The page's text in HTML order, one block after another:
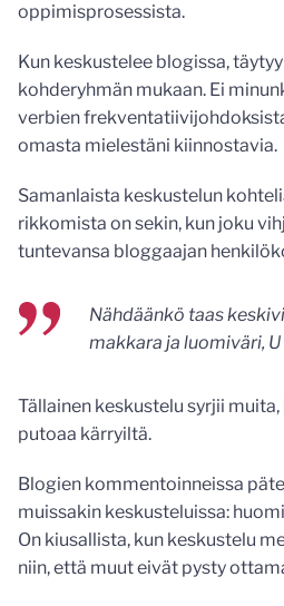
oppimisprosessista.
Kun keskustelee blogissa,
kohderyhmän mukaan. Ei
verbien
omasta mielestäni kiinnostavia.
Samanlaista keskustelun
rikkomista on sekin, kun joku
tuntevansa bloggaajan
Nähdäänkö taas
makkara ja luomiväri,
Tällainen keskustelu syrjii
putoaa kärryiltä.
Blogien kommentoinneissa
muissakin keskusteluissa:
On kiusallista, kun keskustelu
niin, että muut eivät pysty